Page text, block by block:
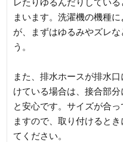
レたりゆるんだりしてい
まいます。洗濯機の機種
が、まずはゆるみやズレ
う。
また、排水ホースが排水
けている場合は、接合部
と安心です。サイズが合
ますので、取り付けると
てください。